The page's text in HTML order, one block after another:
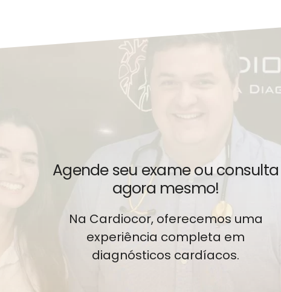
Agende seu exame ou consulta
agora mesmo!
Na Cardiocor, oferecemos uma
experiência completa em
diagnósticos cardíacos.